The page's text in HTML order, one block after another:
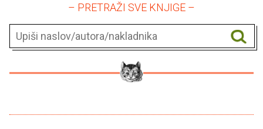
– PRETRAŽI SVE KNJIGE –